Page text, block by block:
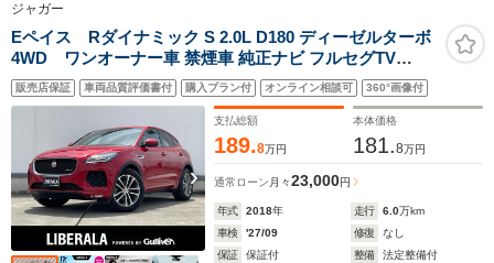
ジャガー
Eペイス Rダイナミック S 2.0L D180 ディーゼルターボ
4WD ワンオーナー車 禁煙車 純正ナビ フルセグTV
AppleCarPlay 白革シート パワーシート シートヒーター
360°カメラ 電動リアゲート ブラインドスポットモニター
レーダークルーズコントロール 衝突軽減ブレーキ
販売店保証 車両品質評価書付 購入プラン付 オンライン相談可 360°画像付
支払総額
189.8万円
本体価格
181.8万円
通常ローン 月々23,000円
年式 2018年 走行 6.0万km
車検
'27/09 修復
なし
保証
保証付 整備
法定整備付